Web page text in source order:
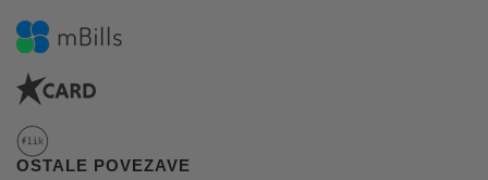
OSTALE POVEZAVE